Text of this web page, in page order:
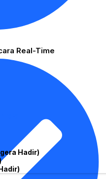
Hadir)
Real-Time